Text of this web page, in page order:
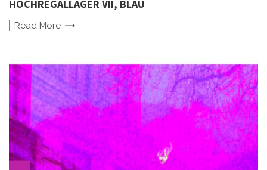
HOCHREGALLAGER VII, BLAU
Read More